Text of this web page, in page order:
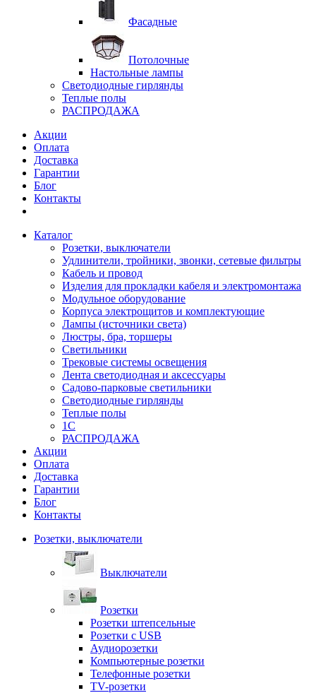
Фасадные
Потолочные
Настольные лампы
Светодиодные гирлянды
Теплые полы
РАСПРОДАЖА
Акции
Оплата
Доставка
Гарантии
Блог
Контакты
Каталог
Розетки, выключатели
Удлинители, тройники, звонки, сетевые фильтры
Кабель и провод
Изделия для прокладки кабеля и электромонтажа
Модульное оборудование
Корпуса электрощитов и комплектующие
Лампы (источники света)
Люстры, бра, торшеры
Светильники
Трековые системы освещения
Лента светодиодная и аксессуары
Садово-парковые светильники
Светодиодные гирлянды
Теплые полы
1С
РАСПРОДАЖА
Акции
Оплата
Доставка
Гарантии
Блог
Контакты
Розетки, выключатели
Выключатели
Розетки
Розетки штепсельные
Розетки с USB
Аудиорозетки
Компьютерные розетки
Телефонные розетки
TV-розетки